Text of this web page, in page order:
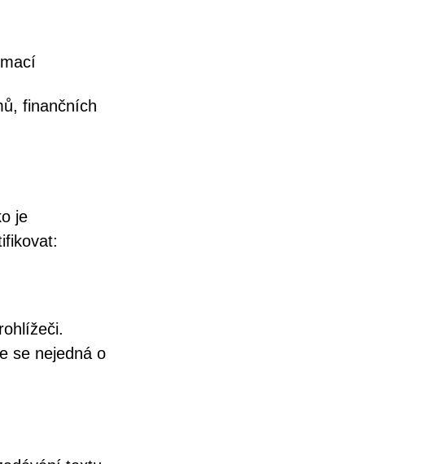
finančních
je
se nejedná o